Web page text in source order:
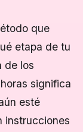
que
etapa de tu
de los
significa
esté
instrucciones